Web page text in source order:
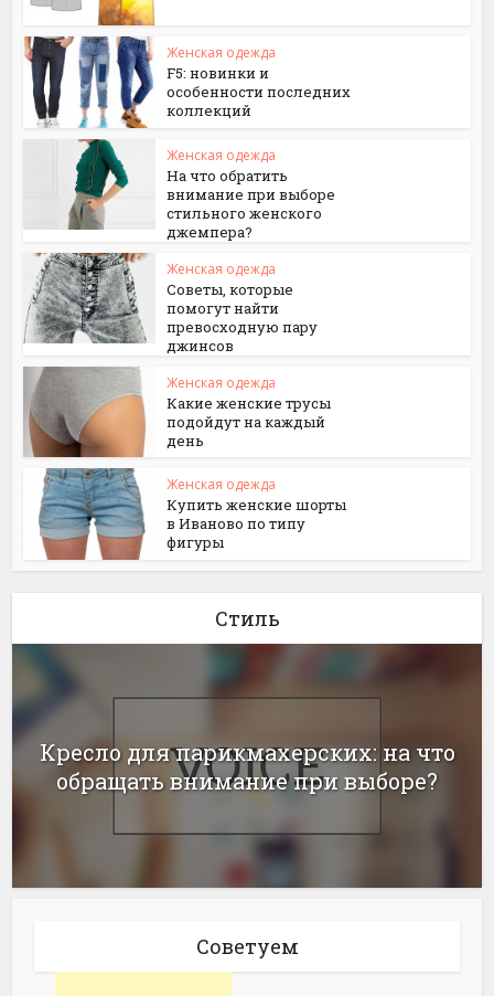
Женская одежда
F5: новинки и
особенности последних
коллекций
Женская одежда
На что обратить
внимание при выборе
стильного женского
джемпера?
Женская одежда
Советы, которые
помогут найти
превосходную пару
джинсов
Женская одежда
Какие женские трусы
подойдут на каждый
день
Женская одежда
Купить женские шорты
в Иваново по типу
фигуры
Стиль
Кресло для парикмахерских: на что
обращать внимание при выборе?
Советуем